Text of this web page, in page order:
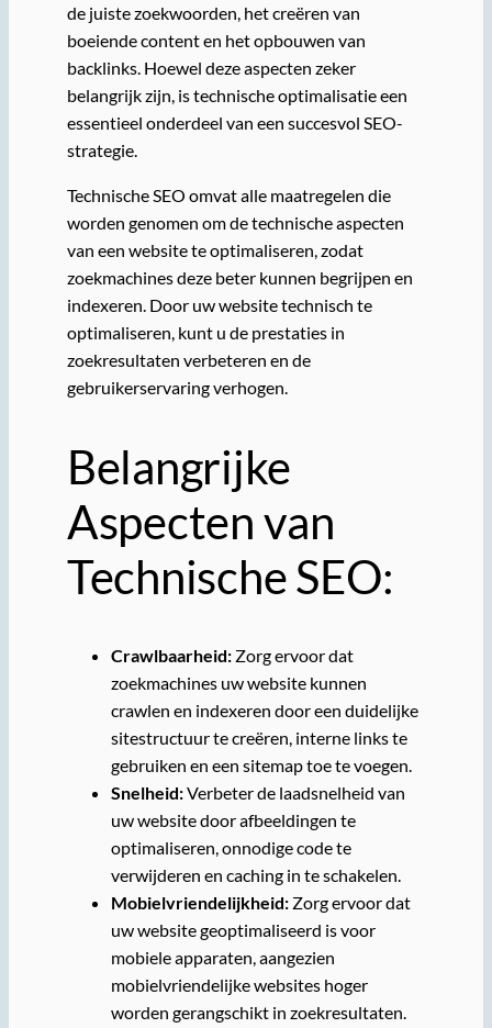
de juiste zoekwoorden, het creëren van
boeiende content en het opbouwen van
backlinks. Hoewel deze aspecten zeker
belangrijk zijn, is technische optimalisatie een
essentieel onderdeel van een succesvol SEO-
strategie.
Technische SEO omvat alle maatregelen die
worden genomen om de technische aspecten
van een website te optimaliseren, zodat
zoekmachines deze beter kunnen begrijpen en
indexeren. Door uw website technisch te
optimaliseren, kunt u de prestaties in
zoekresultaten verbeteren en de
gebruikerservaring verhogen.
Belangrijke
Aspecten van
Technische SEO:
Crawlbaarheid:Zorg ervoor dat
zoekmachines uw website kunnen
crawlen en indexeren door een duidelijke
sitestructuur te creëren, interne links te
gebruiken en een sitemap toe te voegen.
Snelheid:Verbeter de laadsnelheid van
uw website door afbeeldingen te
optimaliseren, onnodige code te
verwijderen en caching in te schakelen.
Mobielvriendelijkheid:Zorg ervoor dat
uw website geoptimaliseerd is voor
mobiele apparaten, aangezien
mobielvriendelijke websites hoger
worden gerangschikt in zoekresultaten.